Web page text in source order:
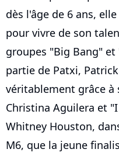
dès l'âge de 6 ans,
pour vivre de son
groupes "Big Bang"
partie de Patxi,
véritablement grâce à
Christina Aguilera et
Whitney Houston,
M6, que la jeune